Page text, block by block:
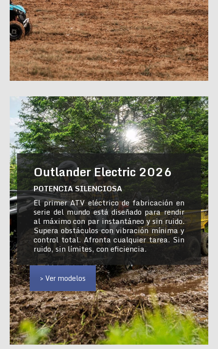
Outlander Electric 2026
POTENCIA SILENCIOSA
El primer ATV eléctrico de fabricación en
serie del mundo está diseñado para rendir
al máximo con par instantáneo y sin ruido.
Supera obstáculos con vibración mínima y
control total. Afronta cualquier tarea. Sin
ruido, sin límites, con eficiencia.
> Ver modelos